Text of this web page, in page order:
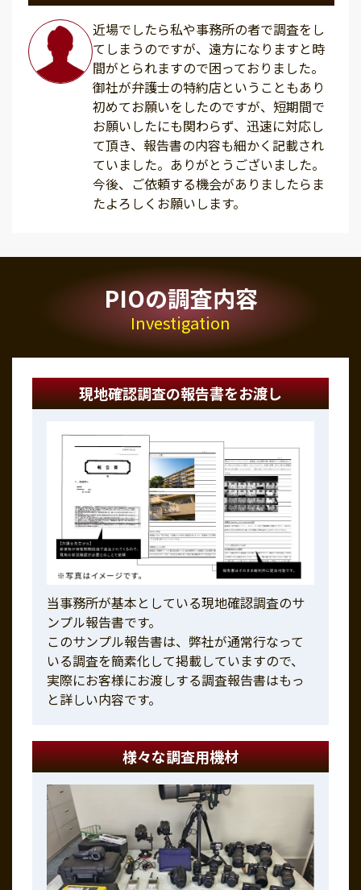
近場でしたら私や事務所の者で調査をし
てしまうのですが、遠方になりますと時
間がとられますので困っておりました。
御社が弁護士の特約店ということもあり
初めてお願いをしたのですが、短期間で
お願いしたにも関わらず、迅速に対応し
て頂き、報告書の内容も細かく記載され
ていました。ありがとうございました。
今後、ご依頼する機会がありましたらま
たよろしくお願いします。
PIOの調査内容
Investigation
現地確認調査の報告書をお渡し
当事務所が基本としている現地確認調査のサ
ンプル報告書です。
このサンプル報告書は、弊社が通常行なって
いる調査を簡素化して掲載していますので、
実際にお客様にお渡しする調査報告書はもっ
と詳しい内容です。
様々な調査用機材